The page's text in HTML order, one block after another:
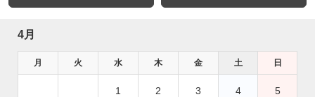
4月
月 火 水 木 金 土 日
1 2 3 4 5